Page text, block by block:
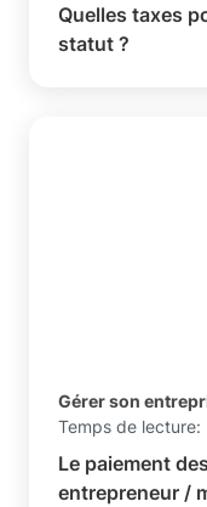
Quelles taxes
statut ?
Gérer son
Temps de lecture:
Le paiement
entrepreneur /